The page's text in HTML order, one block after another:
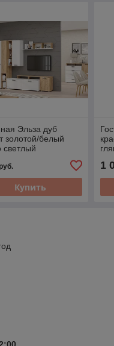
Эльза дуб
золотой/белый
Купить
1